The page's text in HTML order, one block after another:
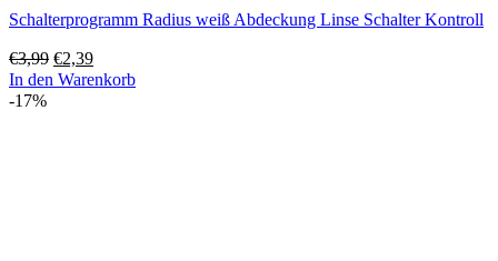
Schalterprogramm Radius weiß Abdeckung Linse Schalter Kontroll
€3,99 Ursprünglicher
Preis
€2,39Aktueller
Preis
In den Warenkorb
-17%